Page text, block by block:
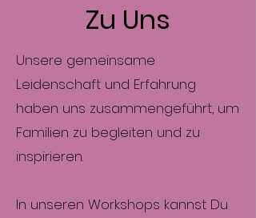
Zu Uns
Unsere gemeinsame
Leidenschaft und Erfahrung
haben uns zusammengeführt, um
Familien zu begleiten und zu
inspirieren.
In unseren Workshops kannst Du